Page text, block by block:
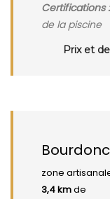
Certifications :
de la piscine
Prix et
zone
3,4 kmde